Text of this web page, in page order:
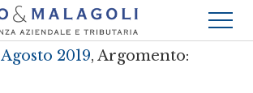
Agosto 2019, Argomento: